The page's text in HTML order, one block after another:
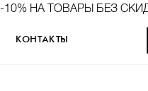
-10% НА ТОВАРЫ БЕЗ
КОНТАКТЫ